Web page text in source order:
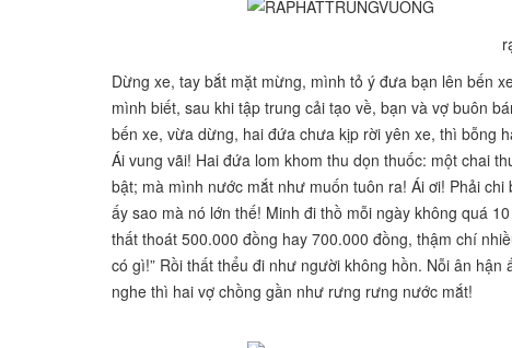
Dừng xe, tay bắt mặt mừng, mình tỏ ý đưa bạn lên bến
mình biết, sau khi tập trung cải tạo về, bạn và vợ buôn
bến xe, vừa dừng, hai đứa chưa kịp rời yên xe, thì bỗng
Ái vung vãi! Hai đứa lom khom thu dọn thuốc: một chai
bật; mà mình nước mắt như muốn tuôn ra! Ái ơi! Phải
ấy sao mà nó lớn thế! Minh đi thồ mỗi ngày không quá
thất thoát 500.000 đồng hay 700.000 đồng, thậm chí
có gì!” Rồi thất thểu đi như người không hồn. Nỗi ân
nghe thì hai vợ chồng gần như rưng rưng nước mắt!